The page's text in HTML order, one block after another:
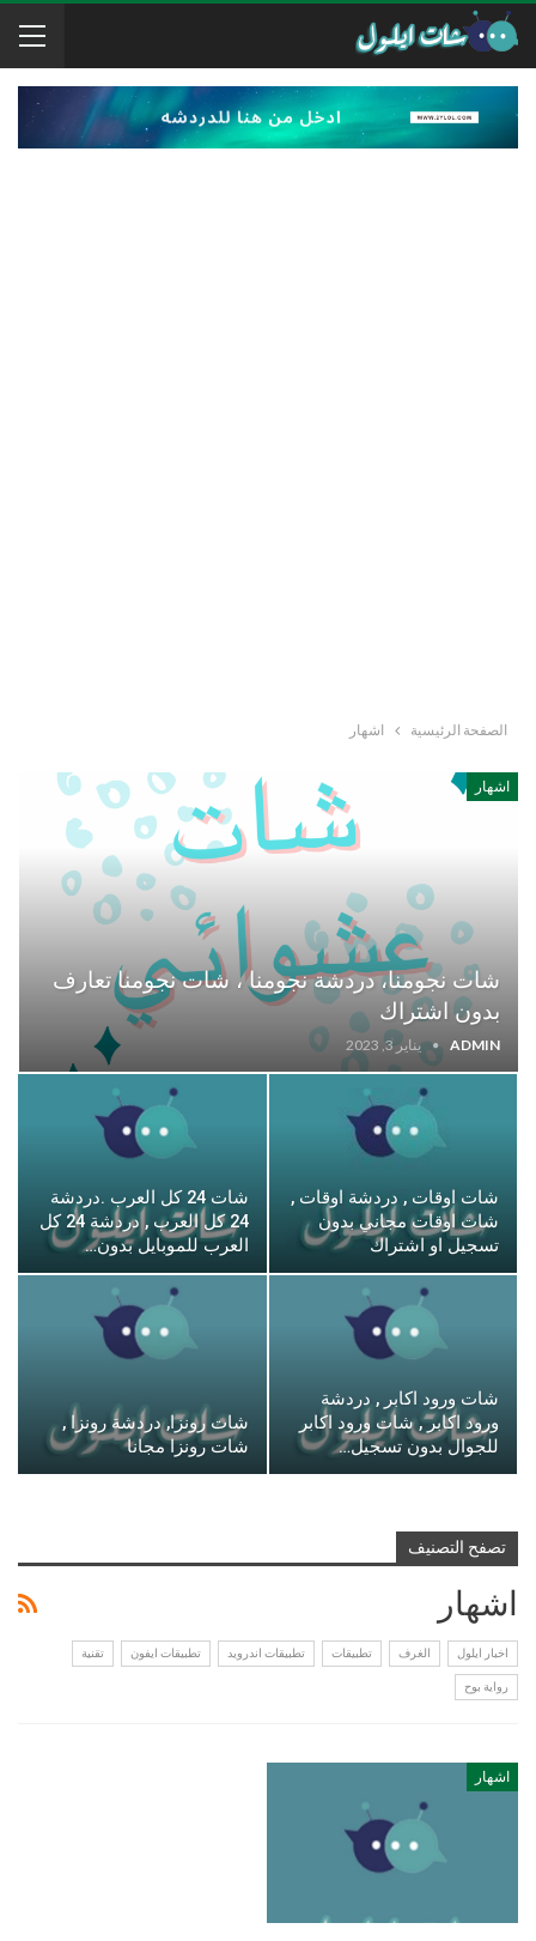
الصفحة الرئيسية اشهار
اشهار
شات نجومنا، دردشة نجومنا ، شات نجومنا تعارف
بدون اشتراك
ADMIN يناير 3, 2023
شات اوقات , دردشة اوقات ,
شات اوقات مجاني بدون
تسجيل او اشتراك
شات 24 كل العرب .دردشة
24 كل العرب , دردشة 24 كل
العرب للموبايل بدون…
شات ورود اكابر , دردشة
ورود اكابر , شات ورود اكابر
للجوال بدون تسجيل…
شات رونزا, دردشة رونزا ,
شات رونزا مجانا
تصفح التصنيف
اشهار
اخبار ايلول الغرف تطبيقات تطبيقات اندرويد تطبيقات ايفون تقنية
رواية بوح
اشهار